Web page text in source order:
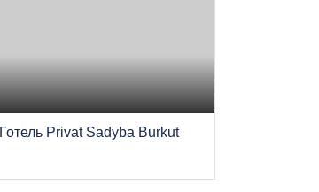
Готель Privat Sadyba Burkut